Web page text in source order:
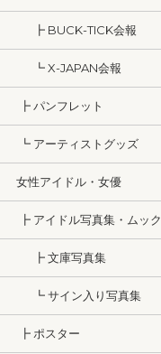
┣ BUCK-TICK会報
┗ X-JAPAN会報
┣ パンフレット
┗ アーティストグッズ
女性アイドル・女優
┣ アイドル写真集・ムック
┣ 文庫写真集
┗ サイン入り写真集
┣ ポスター